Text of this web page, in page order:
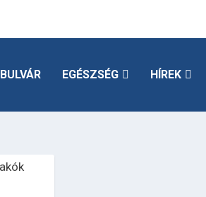
BULVÁR EGÉSZSÉG HÍREK